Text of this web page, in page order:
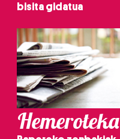
bisita gidatua
Hemeroteka